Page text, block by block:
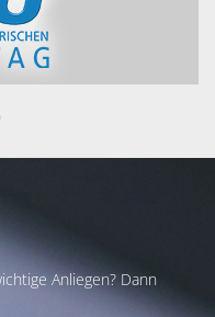
Anliegen? Dann